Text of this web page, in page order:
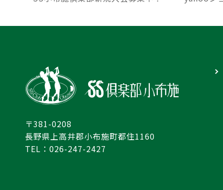
〒381-0208
長野県上高井郡小布施町都住1160
TEL：026-247-2427